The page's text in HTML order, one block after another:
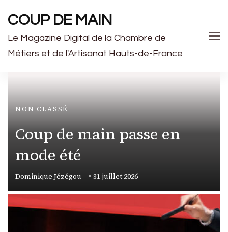
COUP DE MAIN
Le Magazine Digital de la Chambre de
Métiers et de l'Artisanat Hauts-de-France
NON CLASSÉ
Coup de main passe en
mode été
Dominique Jézégou 31 juillet 2026